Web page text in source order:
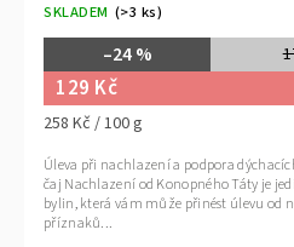
SKLADEM (>3 ks)
–24 %
129 Kč
258 Kč / 100 g
Úleva při nachlazení a podpora
čaj Nachlazení od Konopného Táty je
bylin, která vám může přinést úlevu od
příznaků...